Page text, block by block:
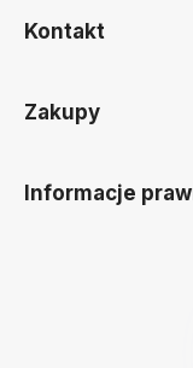
Kontakt
Zakupy
Informacje